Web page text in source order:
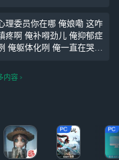
云游戏，所以回游啦啦啦但
我有那维莱特
理委员你在哪 俺娘嘞 这咋
疼啊 俺补嘚劲儿 俺抑郁症
俺躯体化咧 俺一直在哭
俺娘嘞 这咋镇疼啊 俺
内容